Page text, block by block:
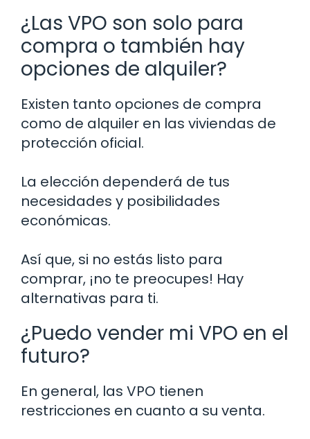
¿Las VPO son solo para
compra o también hay
opciones de alquiler?
Existen tanto opciones de compra
como de alquiler en las viviendas de
protección oficial.
La elección dependerá de tus
necesidades y posibilidades
económicas.
Así que, si no estás listo para
comprar, ¡no te preocupes! Hay
alternativas para ti.
¿Puedo vender mi VPO en el
futuro?
En general, las VPO tienen
restricciones en cuanto a su venta.